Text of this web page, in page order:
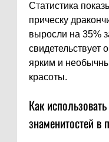
Статистика
прическу
выросли на 35%
свидетельствует
ярким и
красоты.
Как
знаменитостей в